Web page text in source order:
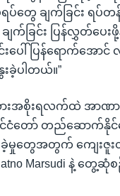
ေ ချက်ခြင်း ရပ်တန့်
က်ခြင်း ပြန်လွှတ်ပေးဖို့
ပေါ် ပြန်ရောက်အောင်
ခဲ့ပါတယ်။”
ားအစိုးရလက်ထဲ အာဏာ
တော် တည်ဆောက်နိုင်ရ
မှုတွေအတွက် ကျေးဇူး
Marsudi နဲ့ တွေ့ဆုံစ